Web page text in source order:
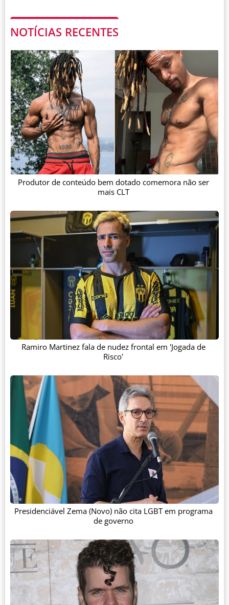
NOTÍCIAS RECENTES
Produtor de conteúdo bem dotado comemora não ser
mais CLT
Ramiro Martinez fala de nudez frontal em 'Jogada de
Risco'
Presidenciável Zema (Novo) não cita LGBT em programa
de governo